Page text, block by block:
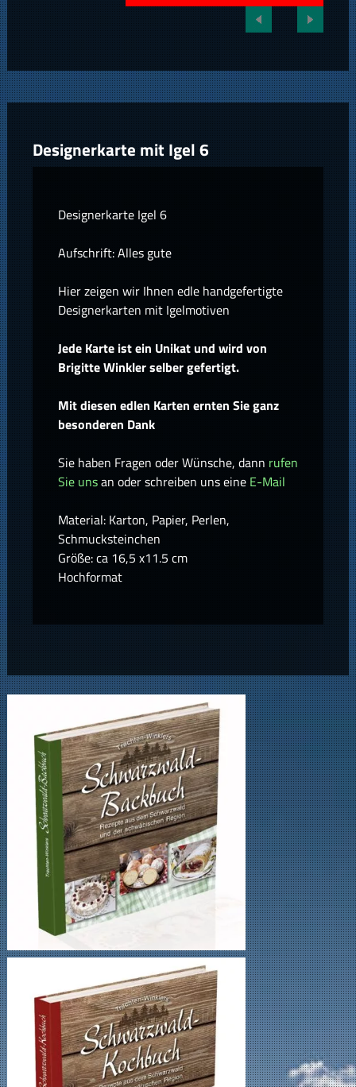
Designerkarte mit Igel 6
Designerkarte Igel 6
Aufschrift: Alles gute
Hier zeigen wir Ihnen edle handgefertigte
Designerkarten mit Igelmotiven
Jede Karte ist ein Unikat und wird von
Brigitte Winkler selber gefertigt.
Mit diesen edlen Karten ernten Sie ganz
besonderen Dank
Sie haben Fragen oder Wünsche, dann rufen
Sie unsan oder schreiben uns eine E-Mail
Material: Karton, Papier, Perlen,
Schmucksteinchen
Größe: ca 16,5 x11.5 cm
Hochformat